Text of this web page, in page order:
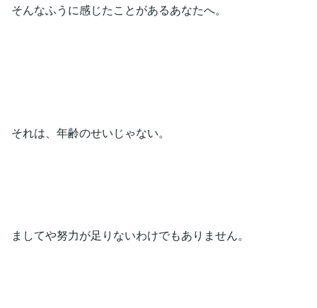
そんなふうに感じたことがあるあなたへ。
それは、年齢のせいじゃない。
ましてや努力が足りないわけでもありません。